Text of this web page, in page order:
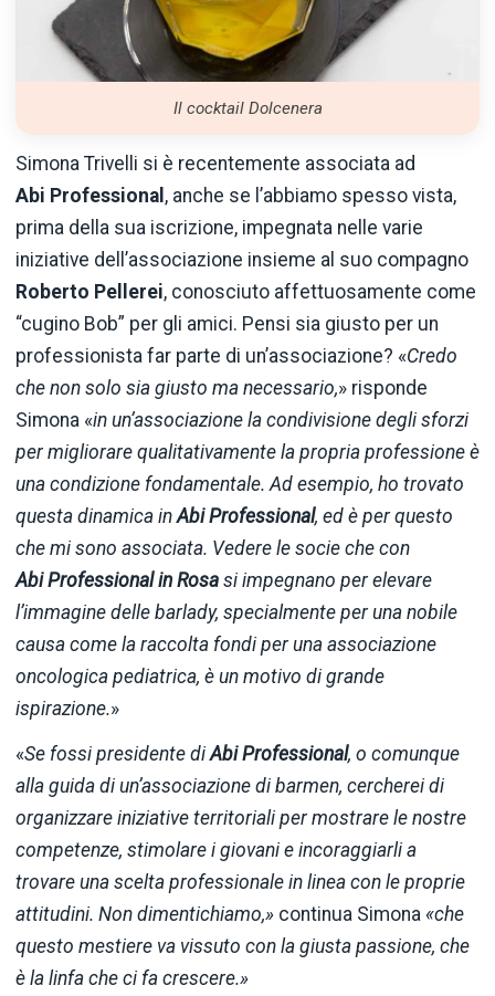
Il cocktail Dolcenera
Simona Trivelli si è recentemente associata ad
Abi Professional , anche se l’abbiamo spesso vista,
prima della sua iscrizione, impegnata nelle varie
iniziative dell’associazione insieme al suo compagno
Roberto Pellerei, conosciuto affettuosamente come
“cugino Bob” per gli amici. Pensi sia giusto per un
professionista far parte di un’associazione? «Credo
che non solo sia giusto ma necessario,» risponde
Simona «in un’associazione la condivisione degli sforzi
per migliorare qualitativamente la propria professione è
una condizione fondamentale. Ad esempio, ho trovato
questa dinamica inAbi Professional, ed è per questo
che mi sono associata. Vedere le socie che con
Abi Professional in Rosa si impegnano per elevare
l’immagine delle barlady, specialmente per una nobile
causa come la raccolta fondi per una associazione
oncologica pediatrica, è un motivo di grande
ispirazione.»
«Se fossi presidente diAbi Professional, o comunque
alla guida di un’associazione di barmen, cercherei di
organizzare iniziative territoriali per mostrare le nostre
competenze, stimolare i giovani e incoraggiarli a
trovare una scelta professionale in linea con le proprie
attitudini. Non dimentichiamo,» continua Simona «che
questo mestiere va vissuto con la giusta passione, che
è la linfa che ci fa crescere.»